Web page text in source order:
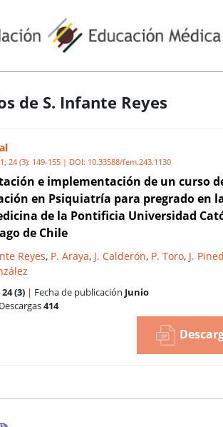
de S. Infante Reyes
24 (3): 149-155 | DOI: 10.33588/fem.243.1130
e implementación de un curso
en Psiquiatría para pregrado en
de la Pontificia Universidad
de Chile
Reyes, P. Araya, J. Calderón, P. Toro, J.
24 (3) | Fecha de publicación Junio
Descargas414